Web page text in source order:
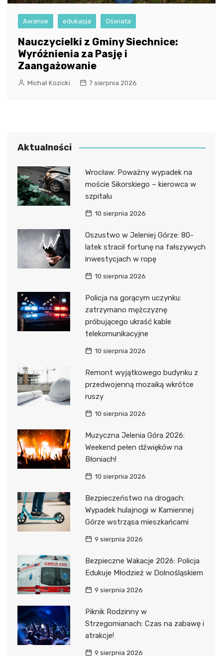
Awanse edukacja Oświata
Nauczycielki z Gminy Siechnice:
Wyróżnienia za Pasję i
Zaangażowanie
Michał Kozicki 7 sierpnia 2026
Aktualności
Wrocław: Poważny wypadek na
moście Sikorskiego – kierowca w
szpitalu
10 sierpnia 2026
Oszustwo w Jeleniej Górze: 80-
latek stracił fortunę na fałszywych
inwestycjach w ropę
10 sierpnia 2026
Policja na gorącym uczynku:
zatrzymano mężczyznę
próbującego ukraść kable
telekomunikacyjne
10 sierpnia 2026
Remont wyjątkowego budynku z
przedwojenną mozaiką wkrótce
ruszy
10 sierpnia 2026
Muzyczna Jelenia Góra 2026:
Weekend pełen dźwięków na
Błoniach!
10 sierpnia 2026
Bezpieczeństwo na drogach:
Wypadek hulajnogi w Kamiennej
Górze wstrząsa mieszkańcami
9 sierpnia 2026
Bezpieczne Wakacje 2026: Policja
Edukuje Młodzież w Dolnośląskiem
9 sierpnia 2026
Piknik Rodzinny w
Strzegomianach: Czas na zabawę i
atrakcje!
9 sierpnia 2026